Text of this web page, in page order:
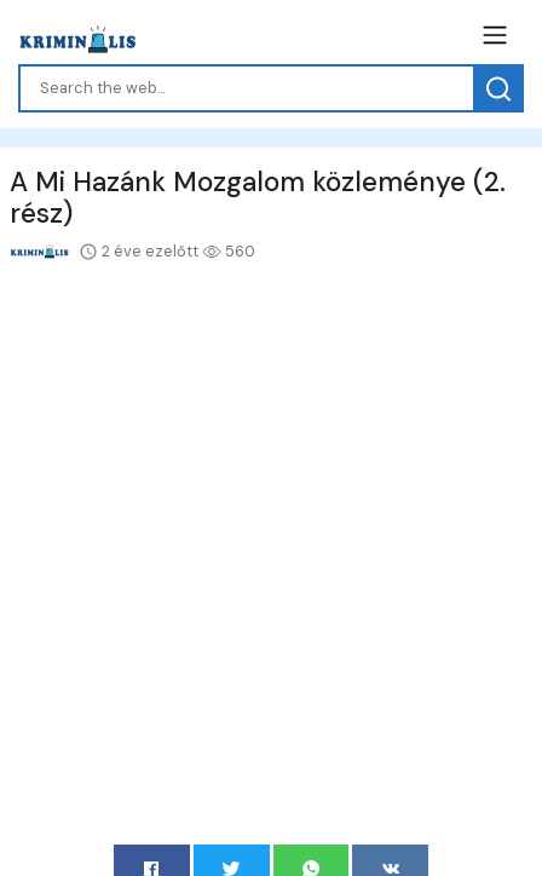
A Mi Hazánk Mozgalom közleménye (2.
rész)
2 éve ezelőtt 560